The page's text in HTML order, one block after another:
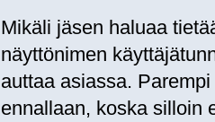
Mikäli jäsen haluaa
näyttönimen
auttaa asiassa.
ennallaan, koska silloin